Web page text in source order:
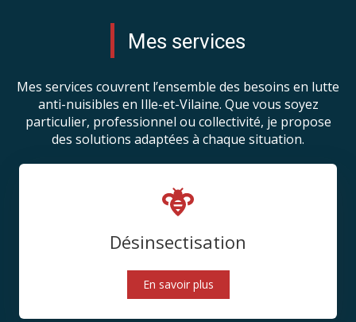
Mes services
Mes services couvrent l’ensemble des besoins en lutte
anti-nuisibles en Ille-et-Vilaine. Que vous soyez
particulier, professionnel ou collectivité, je propose
des solutions adaptées à chaque situation.
Désinsectisation
En savoir plus